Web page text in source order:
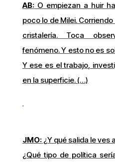
AB:O empiezan a huir
poco lo de Milei.
cristalería. Toca
fenómeno. Y esto no es
Y ese es el trabajo,
en la superficie. (…)
JMO:¿Y qué salida le ves
¿Qué tipo de política